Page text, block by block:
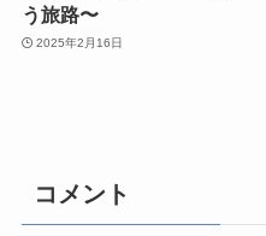
う旅路〜
2025年2月16日
コメント